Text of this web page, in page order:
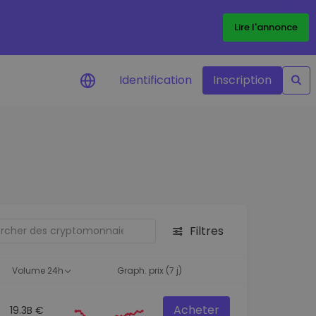
Lire l'annonce
d'investissement
Des informations pertinentes pour
Identification Inscription
Filtres
Volume 24h Graph. prix (7 j)
19.3B € Acheter